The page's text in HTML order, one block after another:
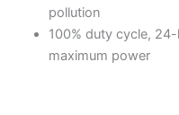
pollution
100% duty cycle,
maximum power